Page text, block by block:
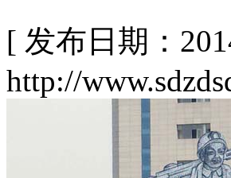
[ 发布日期：
http://